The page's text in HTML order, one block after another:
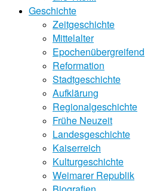
Geschichte
Zeitgeschichte
Mittelalter
Epochenübergreifend
Reformation
Stadtgeschichte
Aufklärung
Regionalgeschichte
Frühe Neuzeit
Landesgeschichte
Kaiserreich
Kulturgeschichte
Weimarer Republik